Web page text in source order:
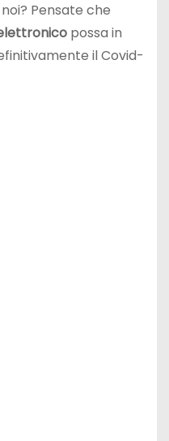
Pensate che
possa in
il Covid-